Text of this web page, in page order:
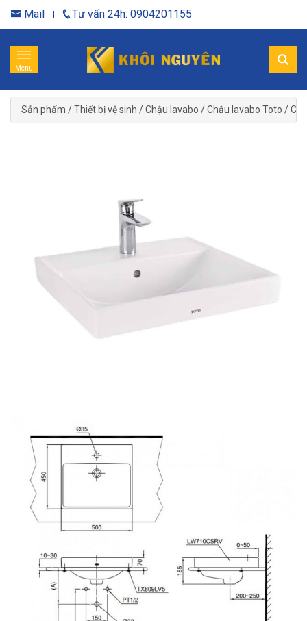
Mail Tư vấn 24h: 0904201155
Menu
Sản phẩm /Thiết bị vệ sinh /Chậu lavabo /Chậu lavabo Toto /